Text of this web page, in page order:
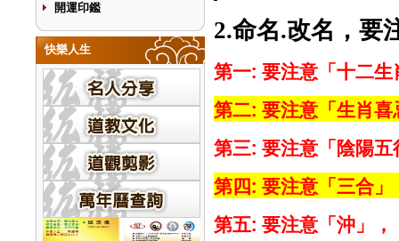
開運印鑑
快樂人生
2.命名.改名，要
第一: 要注意「十二
第二: 要注意「生肖
第三: 要注意「陰陽
第四: 要注意「三合
第五: 要注意「沖」